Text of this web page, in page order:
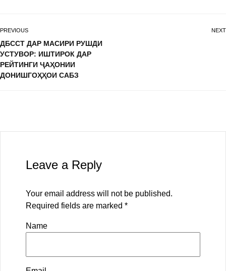
PREVIOUS
ДБССТ ДАР МАСИРИ РУШДИ
УСТУВОР: ИШТИРОК ДАР
РЕЙТИНГИ ҶАҲОНИИ
ДОНИШГОҲҲОИ САБЗ
NEXT
Leave a Reply
Your email address will not be published.
Required fields are marked *
Name